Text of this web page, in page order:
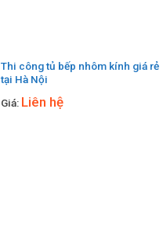
Thi công tủ bếp nhôm kính giá rẻ
tại Hà Nội
Giá: Liên hệ